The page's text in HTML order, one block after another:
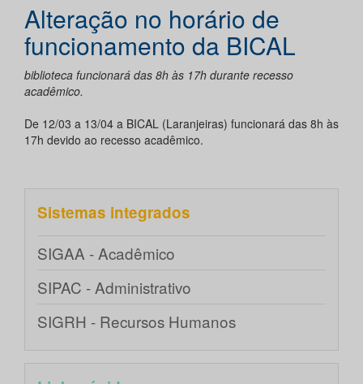
Alteração no horário de
funcionamento da BICAL
biblioteca funcionará das 8h às 17h durante recesso
acadêmico.
De 12/03 a 13/04 a BICAL (Laranjeiras) funcionará das 8h às
17h devido ao recesso acadêmico.
Sistemas integrados
SIGAA - Acadêmico
SIPAC - Administrativo
SIGRH - Recursos Humanos